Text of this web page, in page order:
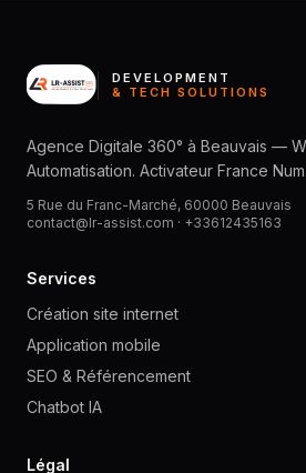
DEVELOPMENT
& TECH SOLUTIONS
Agence Digitale 360° à Beauvais —
Automatisation. Activateur France Num.
5 Rue du Franc-Marché, 60000 Beauvais
contact@lr-assist.com · +33612435163
Services
Création site internet
Application mobile
SEO & Référencement
Chatbot IA
Légal